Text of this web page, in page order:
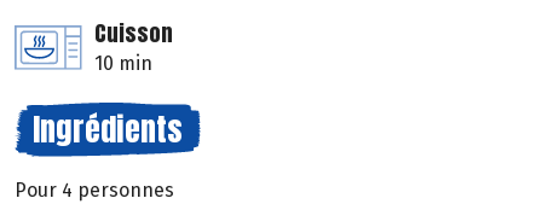
Cuisson
10 min
Ingrédients
Pour 4 personnes